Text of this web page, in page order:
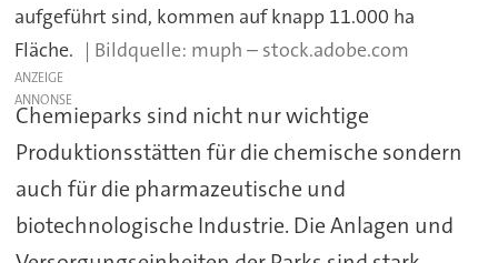
aufgeführt sind, kommen auf knapp 11.000 ha
Fläche.
muph – stock.adobe.com
ANZEIGE
Chemieparks sind nicht nur wichtige
Produktionsstätten für die chemische sondern
auch für die pharmazeutische und
biotechnologische Industrie. Die Anlagen und